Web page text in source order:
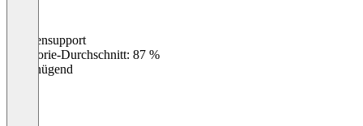
Kundensupport
Kategorie-Durchschnitt: 87 %
Ungenügend